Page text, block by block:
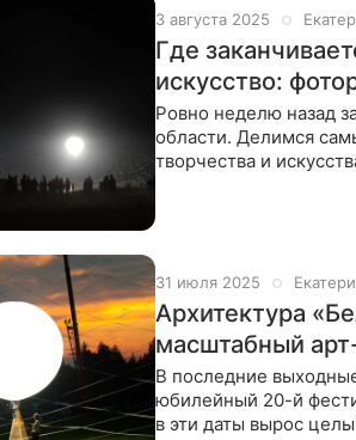
3 августа 2025
Где
искусство:
Ровно неделю назад
области. Делимся
творчества и
31 июля 2025
Архитектура
масштабный
В последние
юбилейный 20-й
в эти даты вырос